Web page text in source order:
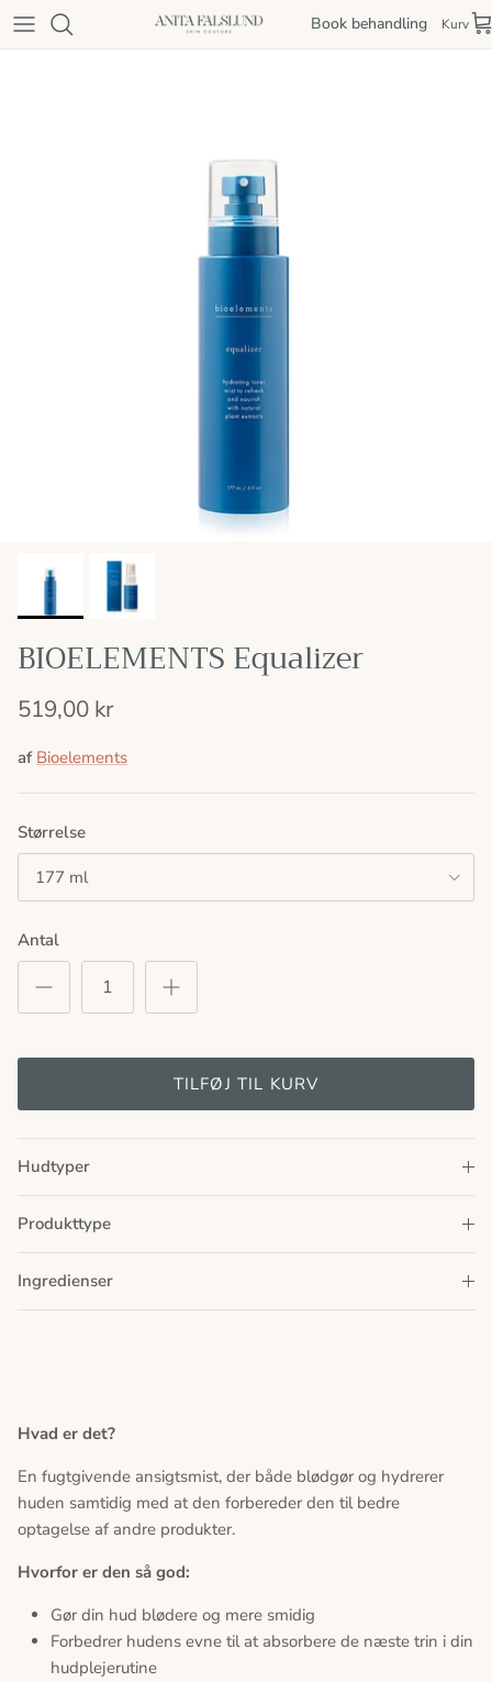
Spring til indhold
Book behandling Kurv
BIOELEMENTS Equalizer
519,00 kr
af Bioelements
Størrelse
177 ml
Antal
TILFØJ TIL KURV
Hudtyper
Produkttype
Ingredienser
Hvad er det?
En fugtgivende ansigtsmist, der både blødgør og hydrerer
huden samtidig med at den forbereder den til bedre
optagelse af andre produkter.
Hvorfor er den så god:
Gør din hud blødere og mere smidig
Forbedrer hudens evne til at absorbere de næste trin i din
hudplejerutine